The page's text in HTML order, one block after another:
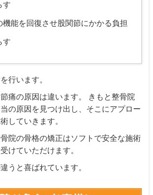
す
機能を回復させ股関節にかかる負担
す
行います。
痛の原因は違います。 きもと整骨院
の原因を見つけ出し、そこにアプロー
していきます。
院の骨格の矯正はソフトで安全な施術
けていただけます。
うと喜ばれています。